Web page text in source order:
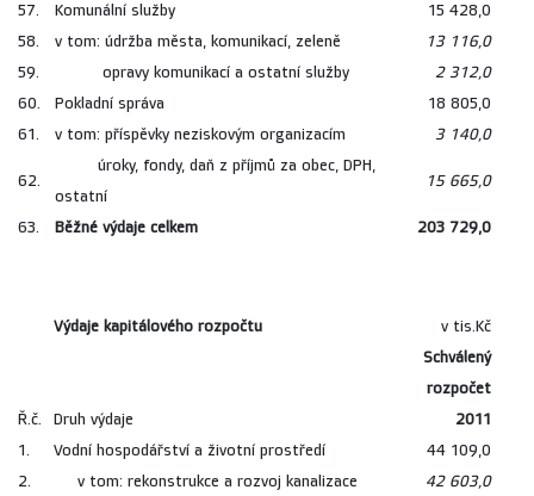
57.
Komunální služby
15 428,0
58.
v tom: údržba města, komunikací, zeleně
13 116,0
59.
opravy komunikací a ostatní služby
2 312,0
60.
Pokladní správa
18 805,0
61.
v tom: příspěvky neziskovým organizacím 3 140,0
62.
úroky, fondy, daň z příjmů za obec, DPH,
ostatní
15 665,0
63. Běžné výdaje celkem 203 729,0
Výdaje kapitálového rozpočtu
v tis.Kč
Schválený
rozpočet
Ř.č.
Druh výdaje
2011
1.
Vodní hospodářství a životní prostředí
44 109,0
2.
v tom: rekonstrukce a rozvoj kanalizace
42 603,0